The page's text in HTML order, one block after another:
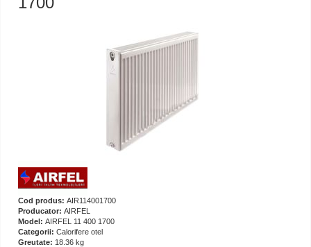
Cod produs: AIR114001700
Producator: AIRFEL
Model: AIRFEL 11 400 1700
Categorii: Calorifere otel
Greutate: 18.36 kg